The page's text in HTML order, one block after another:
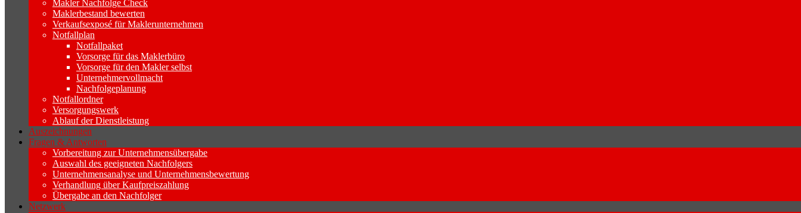
Makler Nachfolge Check
Maklerbestand bewerten
Verkaufsexposé für Maklerunternehmen
Notfallplan
Notfallpaket
Vorsorge für das Maklerbüro
Vorsorge für den Makler selbst
Unternehmervollmacht
Nachfolgeplanung
Notfallordner
Versorgungswerk
Ablauf der Dienstleistung
Auszeichnungen
Fragen & Antworten
Vorbereitung zur Unternehmensübergabe
Auswahl des geeigneten Nachfolgers
Unternehmensanalyse und Unternehmensbewertung
Verhandlung über Kaufpreiszahlung
Übergabe an den Nachfolger
Netzwerk